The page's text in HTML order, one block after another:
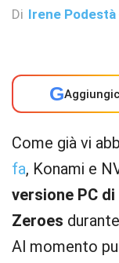
Di Irene Podestà
G
Come già vi
fa, Konami e
versione PC
Zeroes
Al momento